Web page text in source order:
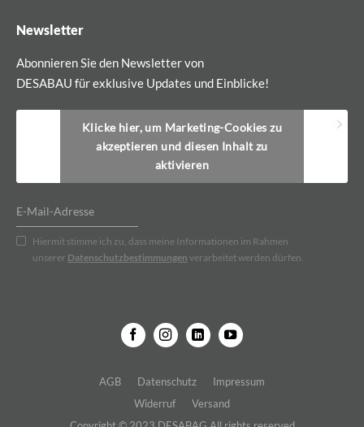
Newsletter
Abonnieren Sie den Newsletter von
DESABAU für exklusive Updates und Einblicke!
Klicke hier, um Marketing-Cookies zu
akzeptieren und diesen Inhalt zu
aktivieren
Hiermit stimme ich zu, dass meine Informationen im Rahmen
unserer Datenschutzbestimmungen verarbeitet werden dürfen.
AGB Datenschutz
Impressum
Widerruf
Versand